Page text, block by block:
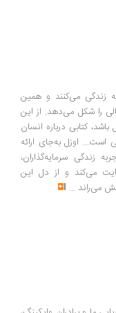
می‌کنند و همین
می‌دهد. از این
درباره انسان
به‌جای ارائه
سرمایه‌گذاران،
و از دل این
...